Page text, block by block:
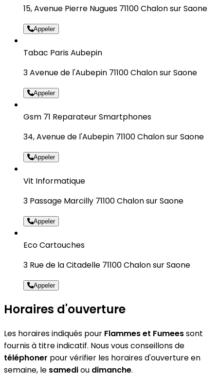
15, Avenue Pierre Nugues 71100 Chalon sur Saone
Appeler
Tabac Paris Aubepin
3 Avenue de l'Aubepin 71100 Chalon sur Saone
Appeler
Gsm 71 Reparateur Smartphones
34, Avenue de l'Aubepin 71100 Chalon sur Saone
Appeler
Vit Informatique
3 Passage Marcilly 71100 Chalon sur Saone
Appeler
Eco Cartouches
3 Rue de la Citadelle 71100 Chalon sur Saone
Appeler
Horaires d'ouverture
Les horaires indiqués pour Flammes et Fumeessont
fournis à titre indicatif. Nous vous conseillons de
téléphoner pour vérifier les horaires d'ouverture en
semaine, le samediou dimanche.